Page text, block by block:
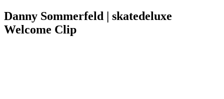
Danny Sommerfeld | skatedeluxe
Welcome Clip